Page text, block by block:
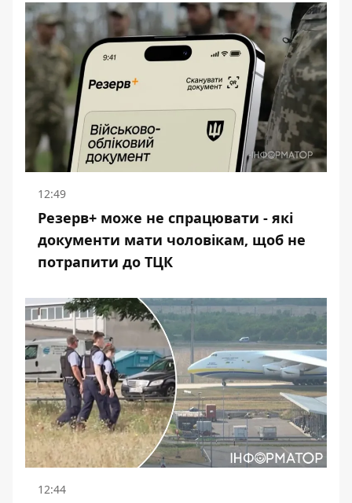
12:49
Резерв+ може не спрацювати - які
документи мати чоловікам, щоб не
потрапити до ТЦК
12:44